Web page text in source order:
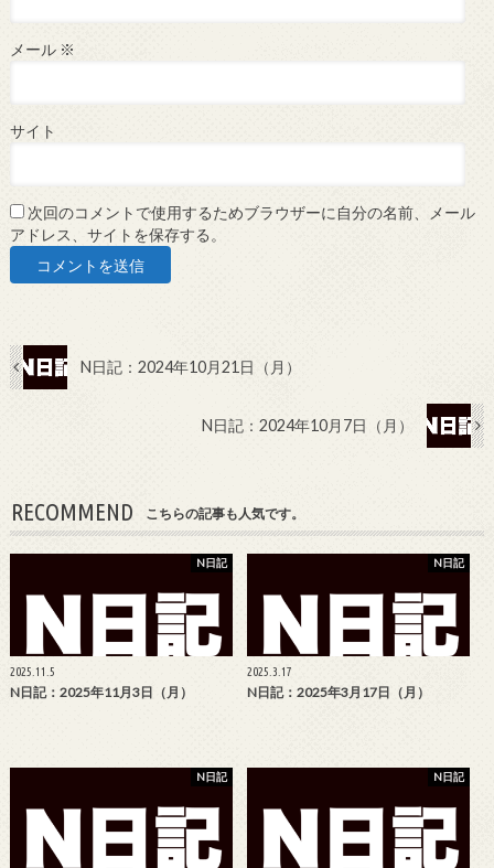
メール ※
サイト
次回のコメントで使用するためブラウザーに自分の名前、メール
アドレス、サイトを保存する。
N日記：2024年10月21日（月）
N日記：2024年10月7日（月）
RECOMMEND こちらの記事も人気です。
N日記
2025.11.5
N日記：2025年11月3日（月）
N日記
2025.3.17
N日記：2025年3月17日（月）
N日記 N日記